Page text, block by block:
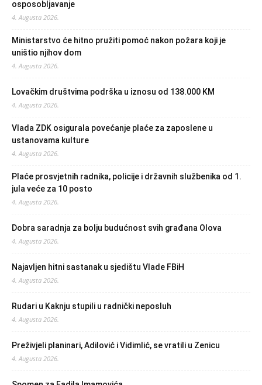
osposobljavanje
4. Augusta 2026.
Ministarstvo će hitno pružiti pomoć nakon požara koji je
uništio njihov dom
4. Augusta 2026.
Lovačkim društvima podrška u iznosu od 138.000 KM
4. Augusta 2026.
Vlada ZDK osigurala povećanje plaće za zaposlene u
ustanovama kulture
4. Augusta 2026.
Plaće prosvjetnih radnika, policije i državnih službenika od 1.
jula veće za 10 posto
4. Augusta 2026.
Dobra saradnja za bolju budućnost svih građana Olova
4. Augusta 2026.
Najavljen hitni sastanak u sjedištu Vlade FBiH
4. Augusta 2026.
Rudari u Kaknju stupili u radnički neposluh
4. Augusta 2026.
Preživjeli planinari, Adilović i Vidimlić, se vratili u Zenicu
4. Augusta 2026.